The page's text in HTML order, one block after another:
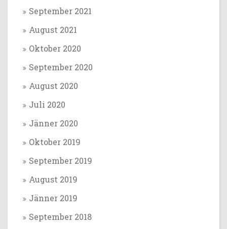
September 2021
August 2021
Oktober 2020
September 2020
August 2020
Juli 2020
Jänner 2020
Oktober 2019
September 2019
August 2019
Jänner 2019
September 2018